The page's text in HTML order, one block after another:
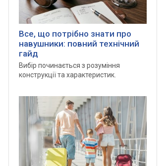
Все, що потрібно знати про
навушники: повний технічний
гайд
Вибір починається з розуміння
конструкції та характеристик.